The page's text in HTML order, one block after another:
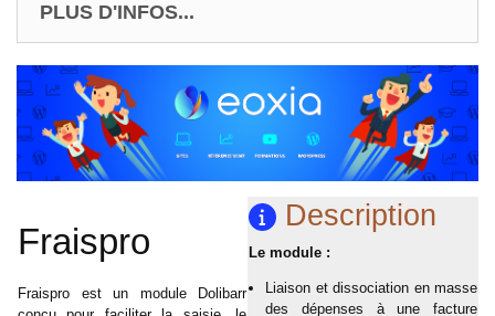
PLUS D'INFOS...
Fraispro
Fraispro est un module Dolibarr
Description
Le module :
Liaison et dissociation en masse
des dépenses à une facture